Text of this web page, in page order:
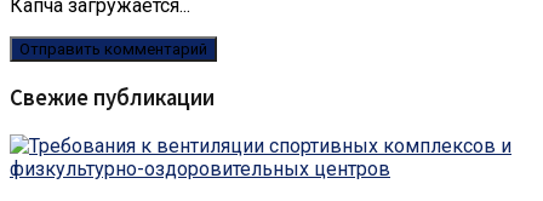
Капча загружается...
Свежие публикации